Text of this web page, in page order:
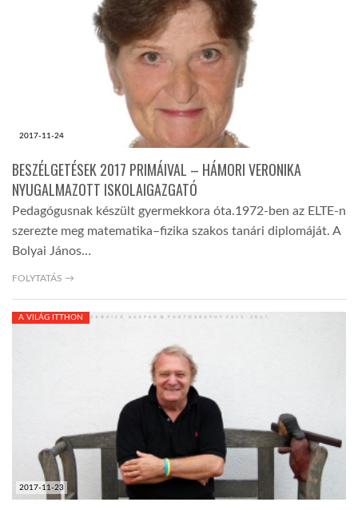
2017-11-24
BESZÉLGETÉSEK 2017 PRIMÁIVAL – HÁMORI VERONIKA
NYUGALMAZOTT ISKOLAIGAZGATÓ
Pedagógusnak készült gyermekkora óta.1972-ben az ELTE-n
szerezte meg matematika–fizika szakos tanári diplomáját. A
Bolyai János…
FOLYTATÁS →
2017-11-23
A VILÁG ITTHON